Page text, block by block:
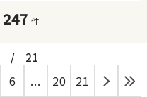
247 件
/ 21
6 ... 20 21